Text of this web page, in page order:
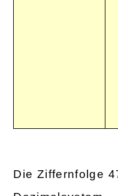
Die Ziffernfolge